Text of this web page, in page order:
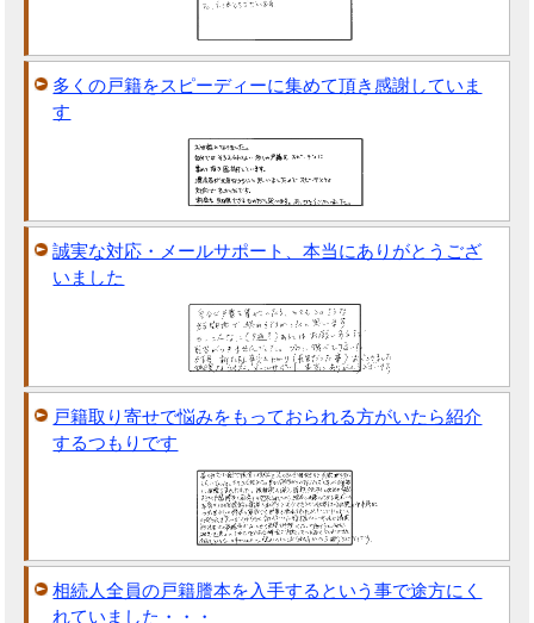
多くの戸籍をスピーディーに集めて頂き感謝していま
す
誠実な対応・メールサポート、本当にありがとうござ
いました
戸籍取り寄せで悩みをもっておられる方がいたら紹介
するつもりです
相続人全員の戸籍謄本を入手するという事で途方にく
れていました・・・